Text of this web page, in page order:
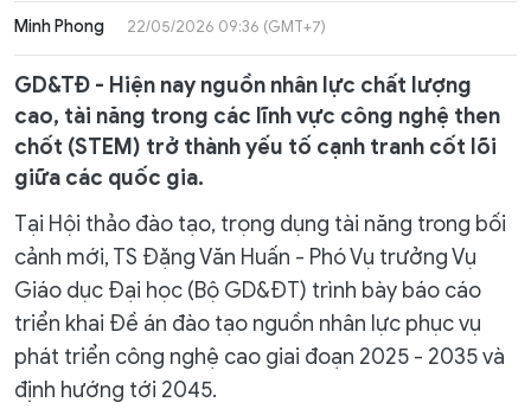
Minh Phong 22/05/2026 09:36 (GMT+7)
GD&TĐ - Hiện nay nguồn nhân lực chất lượng
cao, tài năng trong các lĩnh vực công nghệ then
chốt (STEM) trở thành yếu tố cạnh tranh cốt lõi
giữa các quốc gia.
Tại Hội thảo đào tạo, trọng dụng tài năng trong bối
cảnh mới, TS Đặng Văn Huấn - Phó Vụ trưởng Vụ
Giáo dục Đại học (Bộ GD&ĐT) trình bày báo cáo
triển khai Đề án đào tạo nguồn nhân lực phục vụ
phát triển công nghệ cao giai đoạn 2025 - 2035 và
định hướng tới 2045.